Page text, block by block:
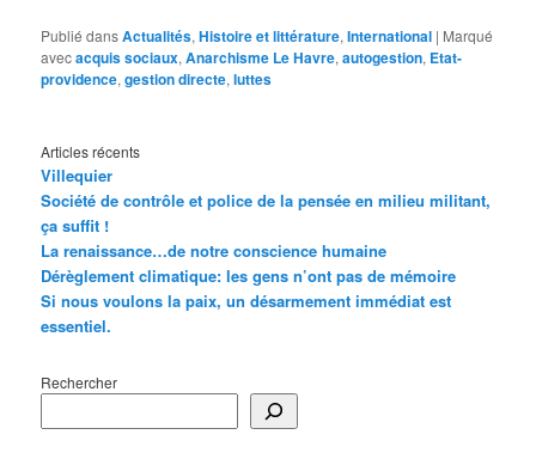
Publié dansActualités,Histoire et littérature,International | Marqué
avecacquis sociaux,Anarchisme Le Havre,autogestion, Etat-
providence,gestion directe,luttes
Articles récents
Villequier
Société de contrôle et police de la pensée en milieu militant,
ça suffit !
La renaissance…de notre conscience humaine
Dérèglement climatique: les gens n’ont pas de mémoire
Si nous voulons la paix, un désarmement immédiat est
essentiel.
Rechercher